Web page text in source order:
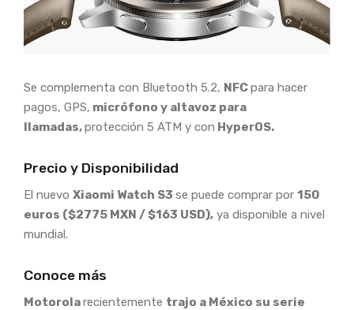
Se complementa con Bluetooth 5.2, NFCpara hacer
pagos, GPS, micrófono y altavoz para
llamadas,protección 5 ATM y con HyperOS.
Precio y Disponibilidad
El nuevo Xiaomi Watch S3 se puede comprar por 150
euros ($2775 MXN / $163 USD), ya disponible a nivel
mundial.
Conoce más
Motorolarecientemente trajo a México su serie